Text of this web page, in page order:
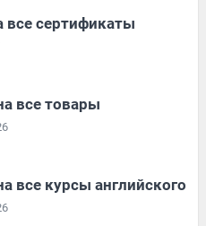
все сертификаты
все товары
все курсы английского